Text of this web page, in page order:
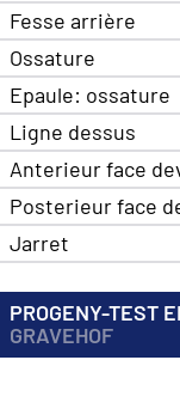
Fesse arrière
Ossature
Epaule: ossature
Ligne dessus
Anterieur face
Posterieur face
Jarret
PROGENY-TEST
GRAVEHOF